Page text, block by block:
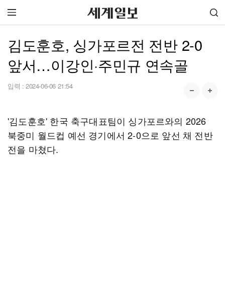
김도훈호, 싱가포르전 전반 2-0
앞서…이강인·주민규 연속골
입력 : 2024-06-06 21:54
'김도훈호' 한국 축구대표팀이 싱가포르와의 2026
북중미 월드컵 예선 경기에서 2-0으로 앞선 채 전반
전을 마쳤다.